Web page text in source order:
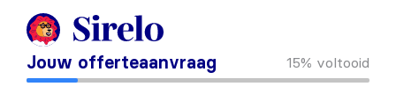
Jouw offerteaanvraag 15% voltooid